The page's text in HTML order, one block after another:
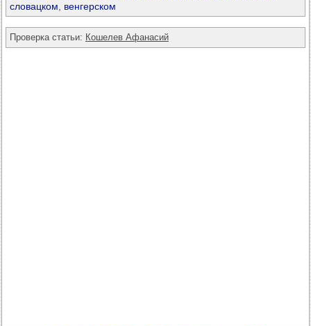
словацком
венгерском
Проверка статьи: Кошелев Афанасий